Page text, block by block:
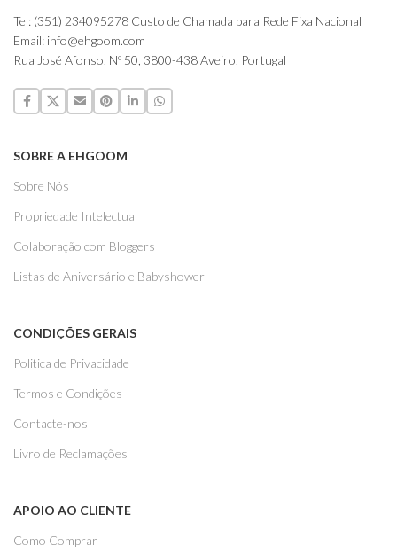
Tel: (351) 234095278 Custo de Chamada para Rede Fixa Nacional
Email: info@ehgoom.com
Rua José Afonso, Nº 50, 3800-438 Aveiro, Portugal
SOBRE A EHGOOM
Sobre Nós
Propriedade Intelectual
Colaboração com Bloggers
Listas de Aniversário e Babyshower
CONDIÇÕES GERAIS
Politica de Privacidade
Termos e Condições
Contacte-nos
Livro de Reclamações
APOIO AO CLIENTE
Como Comprar